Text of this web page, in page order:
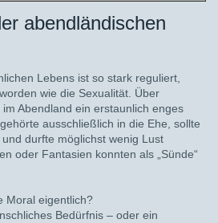
abendländischen
Lebens ist so stark reguliert,
wie die Sexualität. Über
Abendland ein erstaunlich enges
ausschließlich in die Ehe, sollte
durfte möglichst wenig Lust
oder Fantasien konnten als „Sünde“
Moral eigentlich?
Bedürfnis – oder ein